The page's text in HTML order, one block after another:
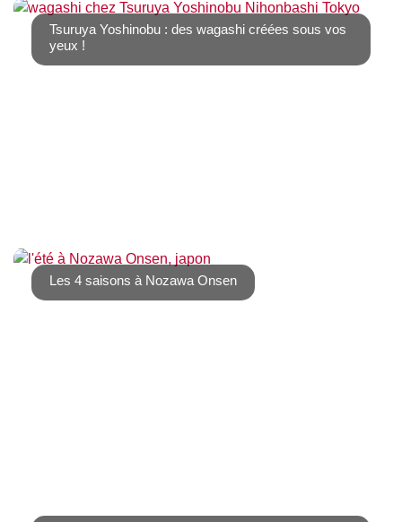
parfois dur de se motiver pour [...]
Tsuruya Yoshinobu : des wagashi créées sous vos
yeux !
wagashi, nous vous conseillons vivement [...]
Les 4 saisons à Nozawa Onsen